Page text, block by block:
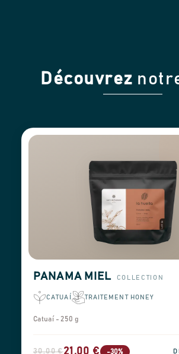
Découvrez
PANAMA MIEL COLLECTION
CATUAÍ TRAITEMENT HONEY
Catuaí - 250 g
30,00 €21,00 € -30%